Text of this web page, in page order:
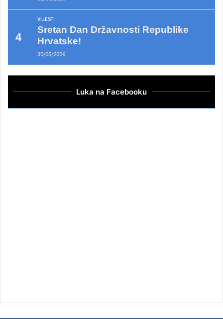
VIJESTI
Sretan Dan Državnosti Republike
Hrvatske!
30/05/2026
Luka na Facebooku